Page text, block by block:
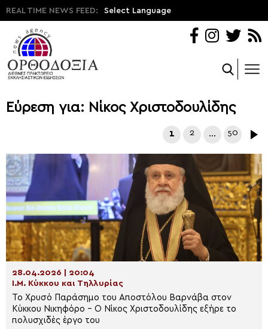
REAL TIME NEWS FEED: Select Language
Εύρεση για: Νίκος Χριστοδουλίδης
1 2 … 50
28.04.2026 | 20:04
Ι.Μ. Κύκκου και Τηλλυρίας
Το Χρυσό Παράσημο του Αποστόλου Βαρνάβα στον
Κύκκου Νικηφόρο – Ο Νίκος Χριστοδουλίδης εξήρε το
πολυσχιδές έργο του